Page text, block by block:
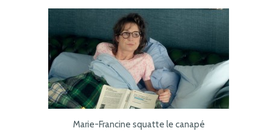
Marie-Francine squatte le canapé